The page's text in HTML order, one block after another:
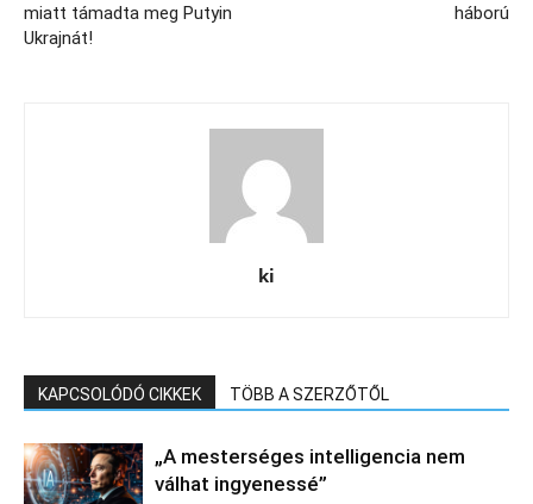
miatt támadta meg Putyin
Ukrajnát!
háború
ki
KAPCSOLÓDÓ CIKKEK TÖBB A SZERZŐTŐL
„A mesterséges intelligencia nem
válhat ingyenessé”